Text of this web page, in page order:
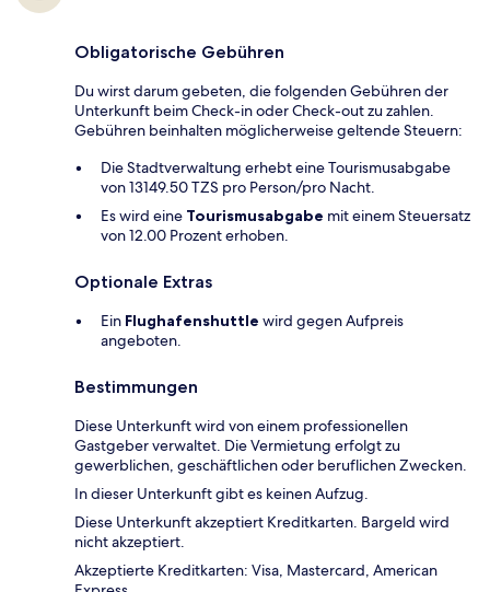
Obligatorische Gebühren
Du wirst darum gebeten, die folgenden Gebühren der
Unterkunft beim Check-in oder Check-out zu zahlen.
Gebühren beinhalten möglicherweise geltende Steuern:
Die Stadtverwaltung erhebt eine Tourismusabgabe
von 13149.50 TZS pro Person/pro Nacht.
Es wird eine Tourismusabgabe mit einem Steuersatz
von 12.00 Prozent erhoben.
Optionale Extras
Ein Flughafenshuttle wird gegen Aufpreis
angeboten.
Bestimmungen
Diese Unterkunft wird von einem professionellen
Gastgeber verwaltet. Die Vermietung erfolgt zu
gewerblichen, geschäftlichen oder beruflichen Zwecken.
In dieser Unterkunft gibt es keinen Aufzug.
Diese Unterkunft akzeptiert Kreditkarten. Bargeld wird
nicht akzeptiert.
Akzeptierte Kreditkarten: Visa, Mastercard, American